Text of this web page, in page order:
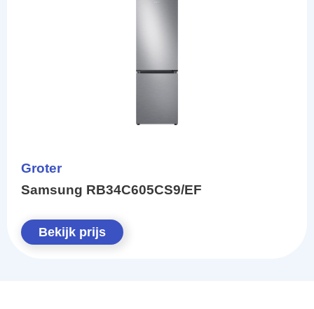
Groter
Samsung RB34C605CS9/EF
Bekijk prijs